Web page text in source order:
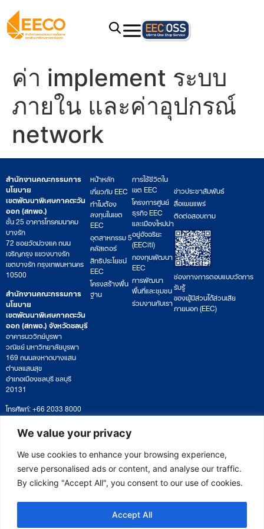
We value your privacy
We use cookies to enhance your browsing experience,
serve personalised ads or content, and analyse our traffic.
By clicking "Accept All", you consent to our use of cookies.
Accept All
ค่า implement ระบบ
ภายใน และค่าอุปกรณ์
network
สำนักงานคณะกรรมการ
นโยบาย
เขตพัฒนาพิเศษภาคตะวัน
ออก (สกพอ.)
ชั้น 25 อาคารโทรคมนาคม
บางรัก
72 ซอยวัดม่วงแค ถนน
เจริญกรุง แขวงบางรัก
เขตบางรัก กรุงเทพมหานคร
10500
สำนักงานคณะกรรมการ
นโยบาย
เขตพัฒนาพิเศษภาคตะวัน
ออก (สกพอ.) จังหวัดชลบุรี
อาคารนววิทย์บูรพา
วณิชย์ มหาวิทยาลัยบูรพา
169 ถนนลงหาดบางแสน
ตำบลแสนสุข
อำเภอเมืองชลบุรี ชลบุรี
20131
โทรศัพท์: +66 2033 8000
เวลาทำการ: จันทร์ – ศุกร์
09:00 – 17:00 น.
ติดตามหนังสือหรือยื่นเอกสาร
saraban@eeco.or.th
หน้าหลัก
เกี่ยวกับ EEC
ทำไมต้อง
ลงทุนในเขต
EEC
อุตสาหกรรม 5
คลัสเตอร์
สิทธิประโยชน์
EEC
โครงสร้างพื้น
ฐาน
การใช้ชีวิตใน
เขต EEC
โครงการศูนย์
ธุรกิจ EEC
และเมืองใหม่น่า
อยู่อัจฉริยะ
(EECiti)
กองทุนพัฒนา
EEC
การพัฒนา
พื้นที่และชุมชน
ร่วมงานกับเรา
ข่าวประชาสัมพันธ์
สื่อเผยแพร่
ติดต่อสอบถาม
ช่องทางการตอบแบบวัดการ
รับรู้
ของผู้มีส่วนได้ส่วนเสีย
ภายนอก (EEC)
Copyright © 2025 Eastern Economic Corridor Office (EECO)